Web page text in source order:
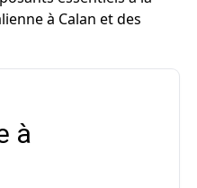
à Calan et des
à